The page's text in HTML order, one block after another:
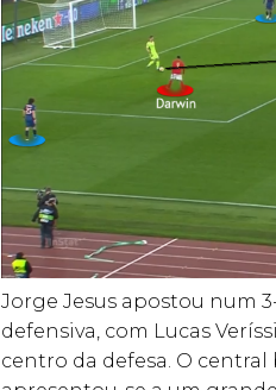
Jorge Jesus apostou num
defensiva, com Lucas
centro da defesa. O central